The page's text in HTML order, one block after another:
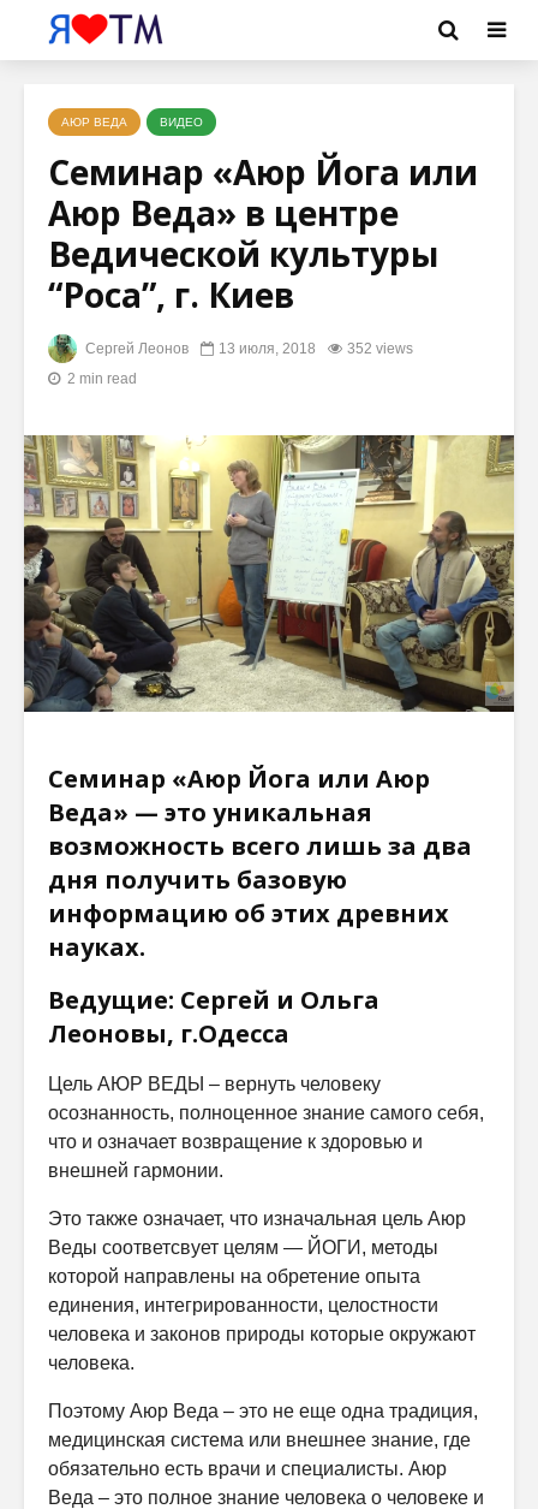
АЮР ВЕДА ВИДЕО
Семинар «Аюр Йога или
Аюр Веда» в центре
Ведической культуры
“Роса”, г. Киев
Сергей Леонов 13 июля, 2018
352 views
2 min read
Семинар «Аюр Йога или Аюр
Веда» — это уникальная
возможность всего лишь за два
дня получить базовую
информацию об этих древних
науках.
Ведущие: Сергей и Ольга
Леоновы, г.Одесса
Цель АЮР ВЕДЫ – вернуть человеку
осознанность, полноценное знание самого себя,
что и означает возвращение к здоровью и
внешней гармонии.
Это также означает, что изначальная цель Аюр
Веды соответсвует целям — ЙОГИ, методы
которой направлены на обретение опыта
единения, интегрированности, целостности
человека и законов природы которые окружают
человека.
Поэтому Аюр Веда – это не еще одна традиция,
медицинская система или внешнее знание, где
обязательно есть врачи и специалисты. Аюр
Веда – это полное знание человека о человеке и